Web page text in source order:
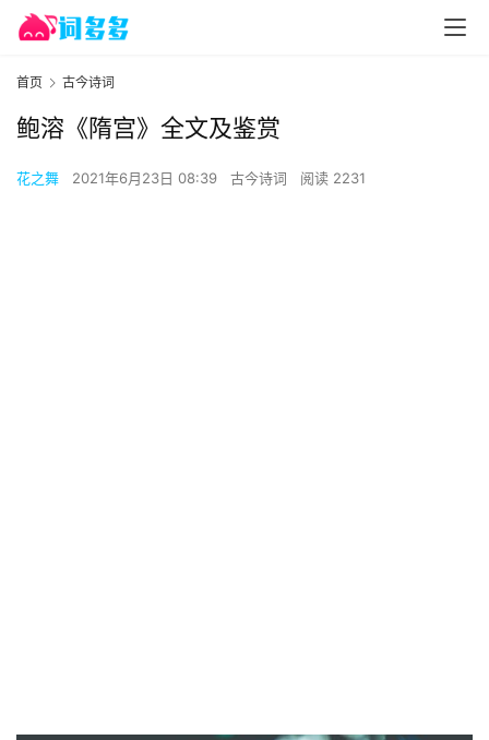
首页 古今诗词
鲍溶《隋宫》全文及鉴赏
花之舞 2021年6月23日 08:39 古今诗词 阅读 2231